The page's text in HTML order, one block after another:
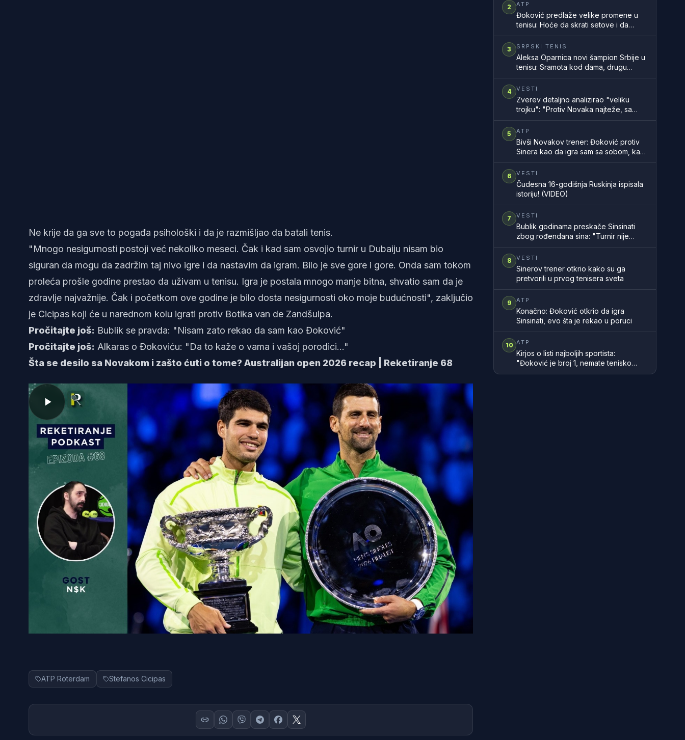
Ne krije da ga sve to pogađa psihološki i da je razmišljao da batali tenis.
"Mnogo nesigurnosti postoji već nekoliko meseci. Čak i kad sam osvojio turnir u Dubaiju nisam bio
siguran da mogu da zadržim taj nivo igre i da nastavim da igram. Bilo je sve gore i gore. Onda sam tokom
proleća prošle godine prestao da uživam u tenisu. Igra je postala mnogo manje bitna, shvatio sam da je
zdravlje najvažnije. Čak i početkom ove godine je bilo dosta nesigurnosti oko moje budućnosti", zaključio
je Cicipas koji će u narednom kolu igrati protiv Botika van de Zandšulpa.
Pročitajte još: Bublik se pravda: "Nisam zato rekao da sam kao Đoković"
Pročitajte još: Alkaras o Đokoviću: "Da to kaže o vama i vašoj porodici..."
Šta se desilo sa Novakom i zašto ćuti o tome? Australijan open 2026 recap | Reketiranje 68
ATP Roterdam Stefanos Cicipas
2 ATP
Đoković predlaže velike promene u
tenisu: Hoće da skrati setove i da
3 SRPSKI TENIS
Aleksa Oparnica novi šampion Srbije u
tenisu: Sramota kod dama, drugu
zemlje
4 VESTI
Zverev detaljno analizirao "veliku
trojku": "Protiv Novaka najteže, sa
5 ATP
Bivši Novakov trener: Đoković protiv
Sinera kao da igra sam sa sobom, kao
6 VESTI
Čudesna 16-godišnja Ruskinja ispisala
istoriju! (VIDEO)
7 VESTI
Bublik godinama preskače Sinsinati
zbog rođendana sina: "Turnir nije
8 VESTI
Sinerov trener otkrio kako su ga
pretvorili u prvog tenisera sveta
9 ATP
Konačno: Đoković otkrio da igra
Sinsinati, evo šta je rekao u poruci
10 ATP
Kirjos o listi najboljih sportista:
"Đoković je broj 1, nemate tenisko
znanje"